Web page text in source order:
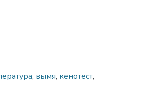
, вымя, кенотест,